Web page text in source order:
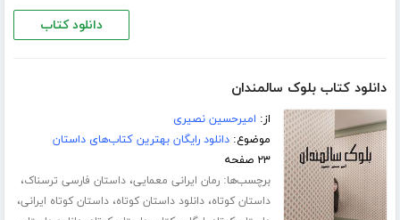
دانلود کتاب
دانلود کتاب بلوک سالمندان
از: امیرحسین نصیری
موضوع:دانلود رایگان بهترین کتاب‌های داستان
۲۳ صفحه
برچسب‌ها:رمان ایرانی معمایی،داستان فارسی ترسناک،
داستان کوتاه،دانلود داستان کوتاه،داستان کوتاه ایرانی،